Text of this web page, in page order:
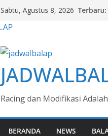
Sabtu, Agustus 8, 2026 Terbaru:
Racing dan Modifikasi
BERANDA NEWS